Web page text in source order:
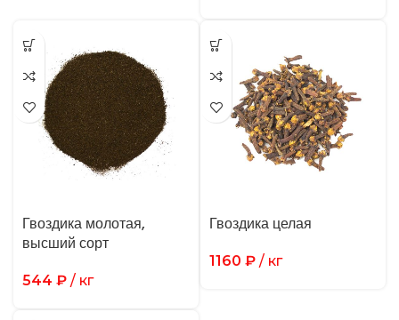
Гвоздика молотая,
высший сорт
544 ₽ / кг
Гвоздика целая
1160 ₽ / кг